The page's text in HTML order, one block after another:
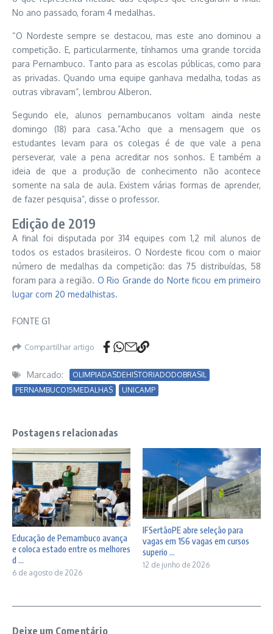
No ano passado, foram 4 medalhas.
“O Nordeste sempre se destacou, mas este ano dominou a
competição. E, particularmente, tínhamos uma grande torcida
para Pernambuco. Tanto para as escolas públicas, como para
as privadas. Quando uma equipe ganhava medalha, todas as
outras vibravam”, lembrou Alberon.
Segundo ele, alunos pernambucanos voltam ainda neste
domingo (18) para casa.”Acho que a mensagem que os
estudantes levam para os colegas é de que vale a pena
perseverar, vale a pena acreditar nos sonhos. E também a
ideia de que a produção de conhecimento não acontece
somente na sala de aula. Existem várias formas de aprender,
de fazer pesquisa”, disse o professor.
Edição de 2019
A final foi disputada por 314 equipes com 1,2 mil alunos de
todos os estados brasileiros. O Nordeste ficou com o maior
número de medalhas da competição: das 75 distribuídas, 58
foram para a região. O Rio Grande do Norte ficou em primeiro
lugar com 20 medalhistas.
FONTE G1
Compartilhar artigo
Marcado:
OLIMPIADASDEHISTORIADODOBRASIL
PERNAMBUCO15MEDALHAS
UNICAMP
Postagens relacionadas
Educação de Pernambuco avança
e coloca estado entre os melhores
d ...
6 de agosto de 2026
IFSertãoPE abre seleção para
vagas em 156 vagas em cursos
superio ...
12 de junho de 2026
Deixe um Comentário